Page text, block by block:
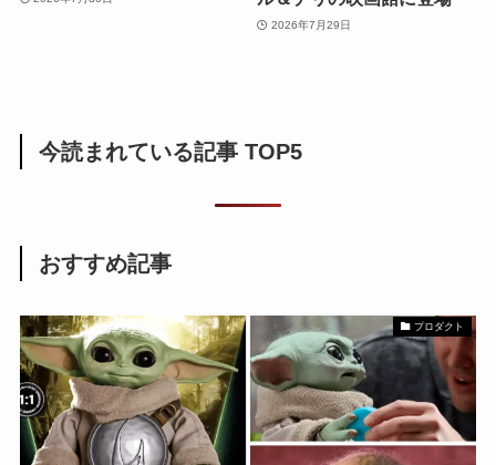
2026年7月29日
今読まれている記事 TOP5
おすすめ記事
プロダクト